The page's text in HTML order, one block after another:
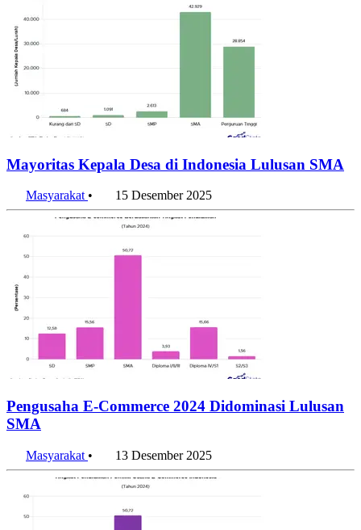
Mayoritas Kepala Desa di Indonesia Lulusan SMA
Masyarakat • 15 Desember 2025
Pengusaha E-Commerce 2024 Didominasi Lulusan
SMA
Masyarakat • 13 Desember 2025